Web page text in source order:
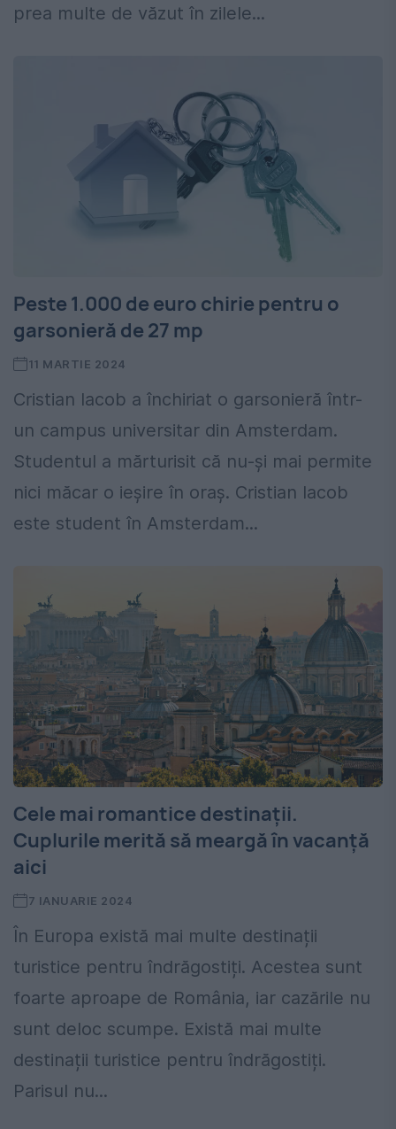
prea multe de văzut în zilele...
Peste 1.000 de euro chirie pentru o
garsonieră de 27 mp
11 MARTIE 2024
Cristian Iacob a închiriat o garsonieră într-
un campus universitar din Amsterdam.
Studentul a mărturisit că nu-și mai permite
nici măcar o ieșire în oraș. Cristian Iacob
este student în Amsterdam...
Cele mai romantice destinații.
Cuplurile merită să meargă în vacanță
aici
7 IANUARIE 2024
În Europa există mai multe destinații
turistice pentru îndrăgostiți. Acestea sunt
foarte aproape de România, iar cazările nu
sunt deloc scumpe. Există mai multe
destinații turistice pentru îndrăgostiți.
Parisul nu...